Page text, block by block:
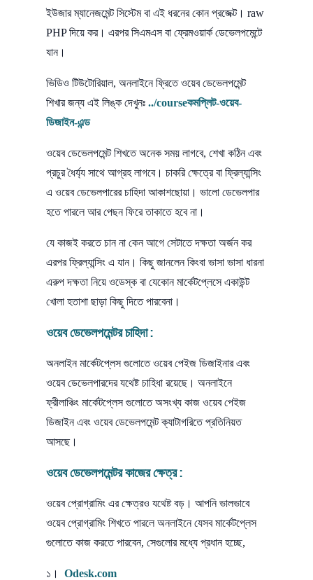
ইউজার ম্যানেজমেন্ট সিস্টেম বা এই ধরনের কোন প্রজেক্ট। raw
PHP দিয়ে কর। এরপর সিএমএস বা ফ্রেমওয়ার্ক ডেভেলপমেন্টে
যান।
ভিডিও টিউটোরিয়াল, অনলাইনে ফ্রিতে ওয়েব ডেভেলপমেন্ট
শিখার জন্য এই লিঙ্ক দেখুনঃ ../courseকমপ্লিট-ওয়েব-
ডিজাইন-এন্ড
ওয়েব ডেভেলপমেন্ট শিখতে অনেক সময় লাগবে, শেখা কঠিন এবং
প্রচুর ধৈর্য্য সাথে আগ্রহ লাগবে। চাকরি ক্ষেত্রে বা ফ্রিল্যান্সিং
এ ওয়েব ডেভেলপারের চাহিদা আকাশছোয়া। ভালো ডেভেলপার
হতে পারলে আর পেছন ফিরে তাকাতে হবে না।
যে কাজই করতে চান না কেন আগে সেটাতে দক্ষতা অর্জন কর
এরপর ফ্রিল্যান্সিং এ যান। কিছু জানলেন কিংবা ভাসা ভাসা ধারনা
এরুপ দক্ষতা নিয়ে ওডেস্ক বা যেকোন মার্কেটপ্লেসে একাউন্ট
খোলা হতাশা ছাড়া কিছু দিতে পারবেনা।
ওয়েব ডেভেলপমেন্টর চাহিদা :
অনলাইন মার্কেটপ্লেস গুলোতে ওয়েব পেইজ ডিজাইনার এবং
ওয়েব ডেভেলপারদের যথেষ্ট চাহিধা রয়েছে। অনলাইনে
ফ্রীলাঞ্চিং মার্কেটপ্লেস গুলোতে অসংখ্য কাজ ওয়েব পেইজ
ডিজাইন এবং ওয়েব ডেভেলপমেন্ট ক্যাটাগরিতে প্রতিনিয়ত
আসছে।
ওয়েব ডেভেলপমেন্টর কাজের ক্ষেত্র :
ওয়েব প্রোগ্রামিং এর ক্ষেত্রও যথেষ্ট বড়। আপনি ভালভাবে
ওয়েব প্রোগ্রামিং শিখতে পারলে অনলাইনে যেসব মার্কেটপ্লেস
গুলোতে কাজ করতে পারবেন, সেগুলোর মধ্যে প্রধান হচ্ছে,
১। Odesk.com